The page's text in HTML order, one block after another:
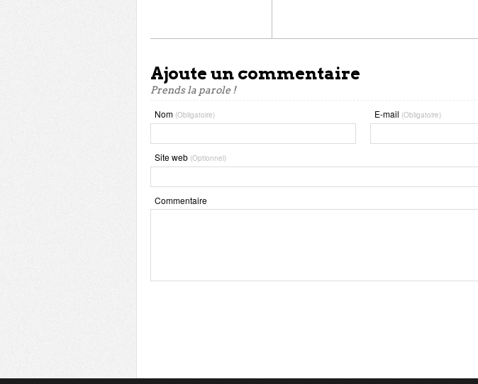
Ajoute un commentaire
Prends la parole !
Nom (Obligatoire) E-mail (Obligatoire)
Site web (Optionnel)
Commentaire